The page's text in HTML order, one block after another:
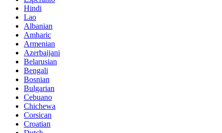
Hindi
Lao
Albanian
Amharic
Armenian
Azerbaijani
Belarusian
Bengali
Bosnian
Bulgarian
Cebuano
Chichewa
Corsican
Croatian